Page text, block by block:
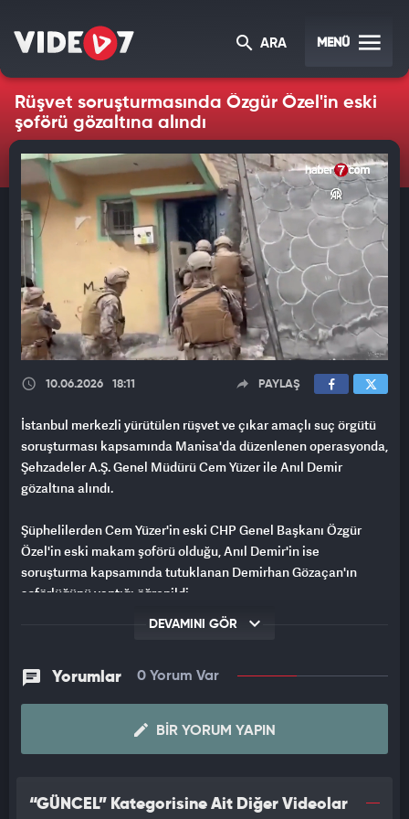
ARA MENÜ
Rüşvet soruşturmasında Özgür Özel'in eski
şoförü gözaltına alındı
10.06.2026 18:11 PAYLAŞ
İstanbul merkezli yürütülen rüşvet ve çıkar amaçlı suç örgütü
soruşturması kapsamında Manisa'da düzenlenen operasyonda,
Şehzadeler A.Ş. Genel Müdürü Cem Yüzer ile Anıl Demir
gözaltına alındı.
Şüphelilerden Cem Yüzer'in eski CHP Genel Başkanı Özgür
Özel'in eski makam şoförü olduğu, Anıl Demir'in ise
soruşturma kapsamında tutuklanan Demirhan Gözaçan'ın
şoförlüğünü yaptığı öğrenildi.
kapsamında tutuklanarak görevden uzaklaştırılan Uşak
verdiği ifadeler, MASAK raporları ve HTS kayıtları, operasyonun
düğmesine basılmasını sağladı. Tutuklu bulunan Uşak Belediye
örgütü' üyeliği suçlamasıyla tutuklu bulunan Demirhan
DEVAMINI GÖR
Yorumlar 0 Yorum Var
BIR YORUM YAPIN
“GÜNCEL” Kategorisine Ait Diğer Videolar